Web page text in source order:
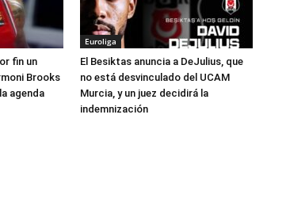
fin un
Brooks
agenda
Euroliga
El Besiktas anuncia a DeJulius, que
no está desvinculado del UCAM
Murcia, y un juez decidirá la
indemnización